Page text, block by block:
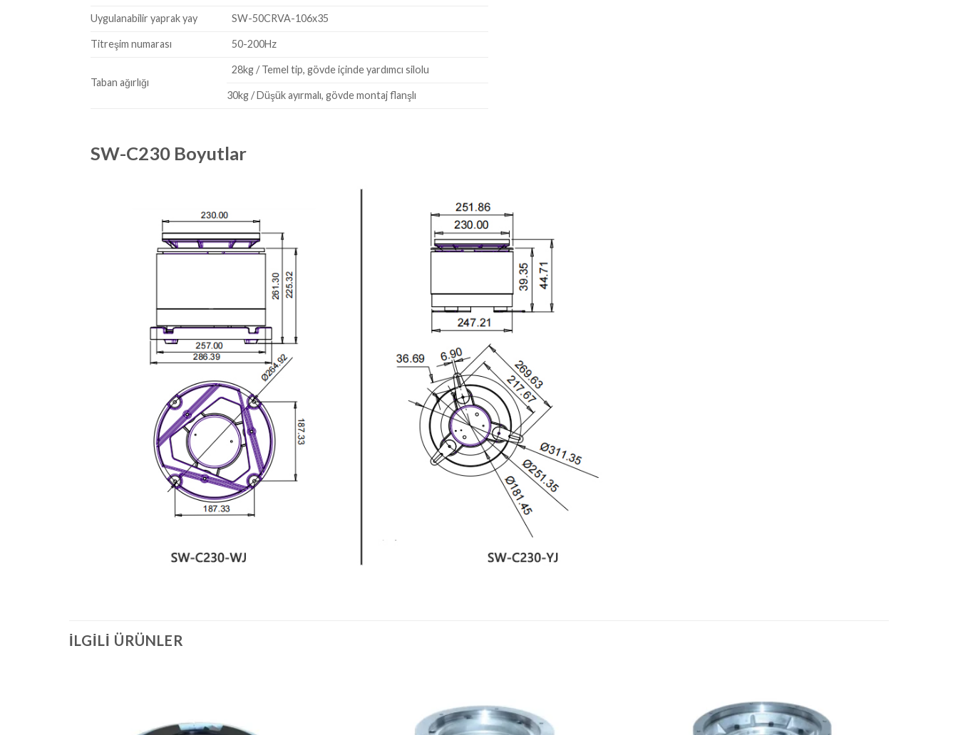
Uygulanabilir yaprak yay SW-50CRVA-106x35
Titreşim numarası 50-200Hz
Taban ağırlığı
28kg / Temel tip, gövde içinde yardımcı silolu
30kg / Düşük ayırmalı, gövde montaj flanşlı
SW-C230 Boyutlar
İLGILI ÜRÜNLER